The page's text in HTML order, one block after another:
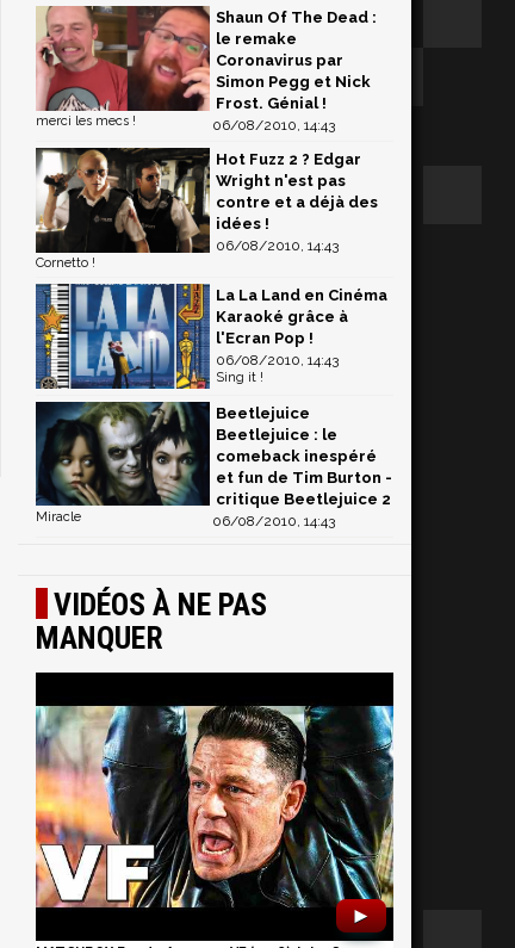
Shaun Of The Dead :
le remake
Coronavirus par
Simon Pegg et Nick
Frost. Génial !
06/08/2010, 14:43
merci les mecs !
Hot Fuzz 2 ? Edgar
Wright n'est pas
contre et a déjà des
idées !
06/08/2010, 14:43
Cornetto !
La La Land en Cinéma
Karaoké grâce à
l'Ecran Pop !
06/08/2010, 14:43
Sing it !
Beetlejuice
Beetlejuice : le
comeback inespéré
et fun de Tim Burton -
critique Beetlejuice 2
06/08/2010, 14:43
Miracle
VIDÉOS À NE PAS
MANQUER
►